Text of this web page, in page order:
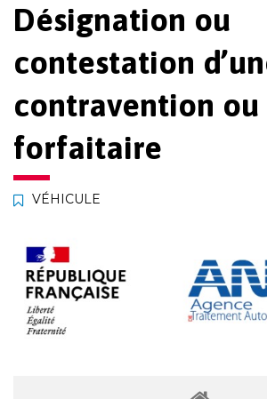
Désignation ou
contestation
contravention ou
forfaitaire
VÉHICULE